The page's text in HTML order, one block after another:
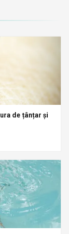
de țânțar și